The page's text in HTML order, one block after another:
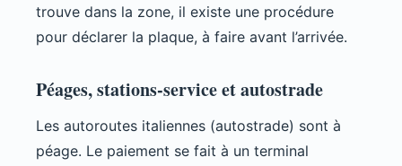
trouve dans la zone, il existe une procédure
pour déclarer la plaque, à faire avant l’arrivée.
Péages, stations-service et autostrade
Les autoroutes italiennes (autostrade) sont à
péage. Le paiement se fait à un terminal